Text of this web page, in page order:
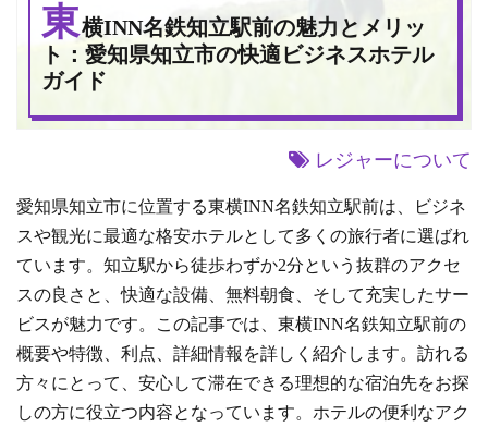
東横INN名鉄知立駅前の魅力とメリッ
ト：愛知県知立市の快適ビジネスホテル
ガイド
レジャーについて
愛知県知立市に位置する東横INN名鉄知立駅前は、ビジネ
スや観光に最適な格安ホテルとして多くの旅行者に選ばれ
ています。知立駅から徒歩わずか2分という抜群のアクセ
スの良さと、快適な設備、無料朝食、そして充実したサー
ビスが魅力です。この記事では、東横INN名鉄知立駅前の
概要や特徴、利点、詳細情報を詳しく紹介します。訪れる
方々にとって、安心して滞在できる理想的な宿泊先をお探
しの方に役立つ内容となっています。ホテルの便利なアク